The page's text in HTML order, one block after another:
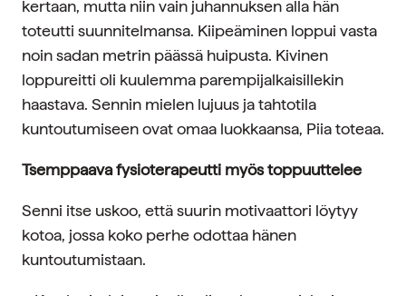
kertaan, mutta niin vain juhannuksen alla hän
toteutti suunnitelmansa. Kiipeäminen loppui vasta
noin sadan metrin päässä huipusta. Kivinen
loppureitti oli kuulemma parempijalkaisillekin
haastava. Sennin mielen lujuus ja tahtotila
kuntoutumiseen ovat omaa luokkaansa, Piia toteaa.
Tsemppaava fysioterapeutti myös toppuuttelee
Senni itse uskoo, että suurin motivaattori löytyy
kotoa, jossa koko perhe odottaa hänen
kuntoutumistaan.